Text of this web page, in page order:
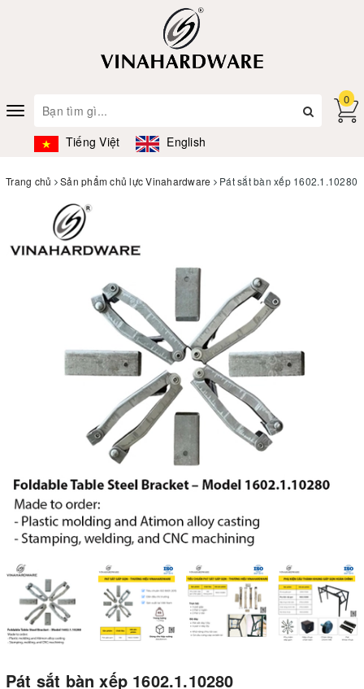
Toggle
navigation
Tiếng Việt English
0
Trang chủ Sản phẩm chủ lực Vinahardware Pát sắt bàn xếp 1602.1.10280
Pát sắt bàn xếp 1602.1.10280